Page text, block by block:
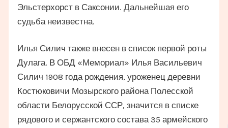
Эльстерхорст в Саксонии. Дальнейшая его
судьба неизвестна.
Илья Силич также внесен в список первой роты
Дулага. В ОБД «Мемориал» Илья Васильевич
Силич 1908 года рождения, уроженец деревни
Костюковичи Мозырского района Полесской
области Белорусской ССР, значится в списке
рядового и сержантского состава 35 армейского